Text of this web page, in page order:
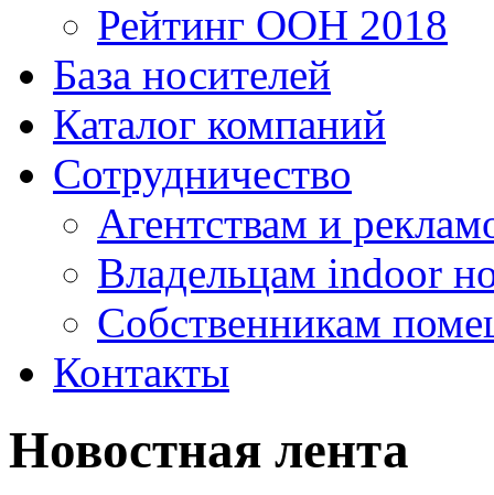
Рейтинг OOH 2018
База носителей
Каталог компаний
Сотрудничество
Агентствам и
Владельцам indoor
Собственникам
Контакты
Новостная лента